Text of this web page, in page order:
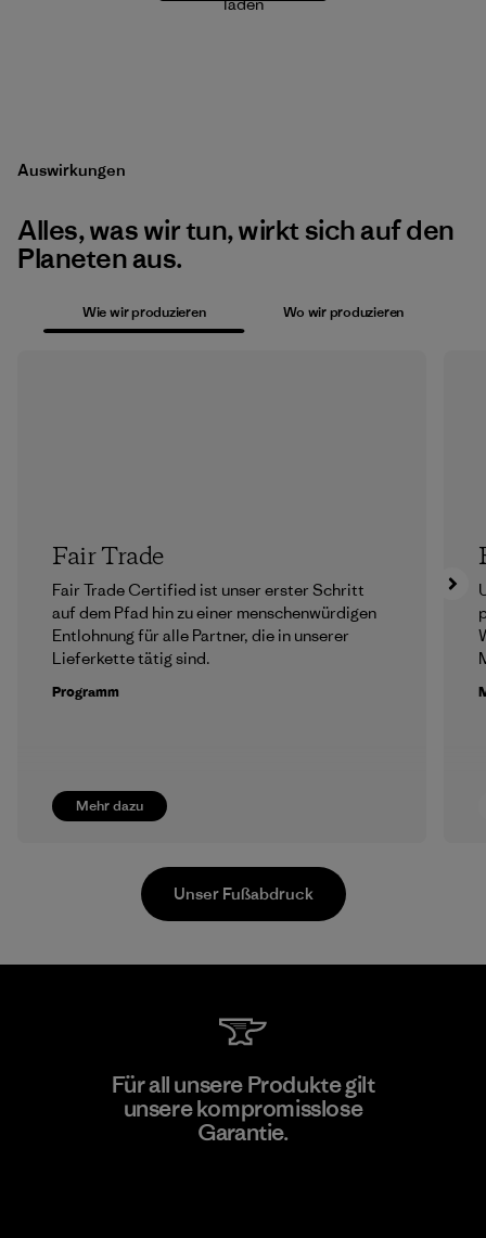
Auswirkungen
Alles, was wir tun, wirkt sich auf den
Planeten aus.
Wie wir produzieren Wo wir produzieren
Mehr dazu
Fair Trade
Fair Trade Certified ist unser erster Schritt
auf dem Pfad hin zu einer menschenwürdigen
Entlohnung für alle Partner, die in unserer
Lieferkette tätig sind.
Programm
Mitsui Bussan Techno Products
CO., LTD/"Pertex"
Unser Fußabdruck
Für all unsere Produkte gilt
unsere kompromisslose
Garantie.